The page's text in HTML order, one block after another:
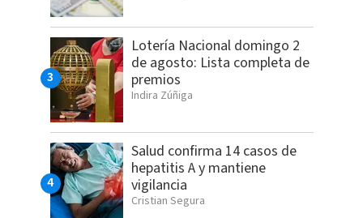
Lotería Nacional domingo 2
de agosto: Lista completa de
premios
Indira Zúñiga
Salud confirma 14 casos de
hepatitis A y mantiene
vigilancia
Cristian Segura